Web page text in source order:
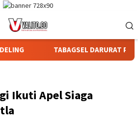
TABAGSEL DARURAT
Ikuti Apel Siaga